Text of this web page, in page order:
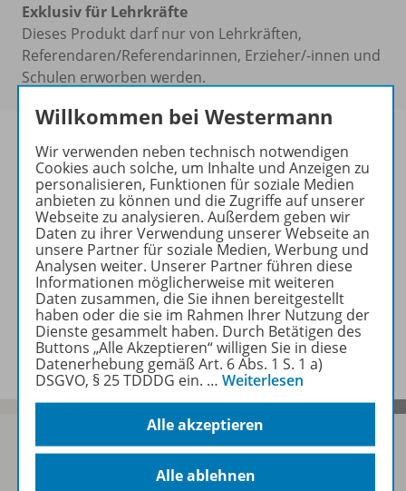
Exklusiv für Lehrkräfte
Dieses Produkt darf nur von Lehrkräften,
Referendaren/Referendarinnen, Erzieher/-innen und
Schulen erworben werden.
Produktinformationen
Zugehörige Produkte
Benachrichtigungs-Service
Willkommen bei Westermann
Wir verwenden neben technisch notwendigen
Cookies auch solche, um Inhalte und Anzeigen zu
personalisieren, Funktionen für soziale Medien
anbieten zu können und die Zugriffe auf unserer
Webseite zu analysieren. Außerdem geben wir
Daten zu ihrer Verwendung unserer Webseite an
unsere Partner für soziale Medien, Werbung und
Analysen weiter. Unserer Partner führen diese
Informationen möglicherweise mit weiteren
Daten zusammen, die Sie ihnen bereitgestellt
haben oder die sie im Rahmen Ihrer Nutzung der
Dienste gesammelt haben. Durch Betätigen des
Buttons „Alle Akzeptieren“ willigen Sie in diese
Datenerhebung gemäß Art. 6 Abs. 1 S. 1 a)
DSGVO, § 25 TDDDG ein. … Weiterlesen
Alle akzeptieren
Alle ablehnen